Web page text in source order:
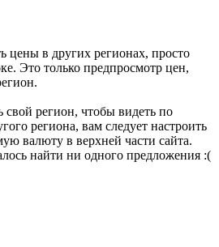
цены в других регионах, просто
Это только предпросмотр цен,
свой регион, чтобы видеть по
региона, вам следует настроить
валюту в верхней части сайта.
найти ни одного предложения :(